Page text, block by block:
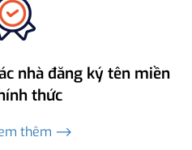
nhà đăng ký tên miền
thức
thêm ⟶